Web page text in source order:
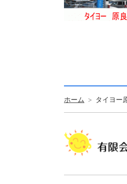
ホーム タイヨー